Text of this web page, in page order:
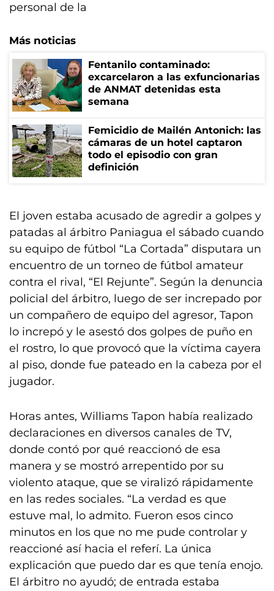
personal de la
Más noticias
Fentanilo contaminado:
excarcelaron a las exfuncionarias
de ANMAT detenidas esta
semana
Femicidio de Mailén Antonich: las
cámaras de un hotel captaron
todo el episodio con gran
definición
El joven estaba acusado de agredir a golpes y
patadas al árbitro Paniagua el sábado cuando
su equipo de fútbol “La Cortada” disputara un
encuentro de un torneo de fútbol amateur
contra el rival, “El Rejunte”. Según la denuncia
policial del árbitro, luego de ser increpado por
un compañero de equipo del agresor, Tapon
lo increpó y le asestó dos golpes de puño en
el rostro, lo que provocó que la víctima cayera
al piso, donde fue pateado en la cabeza por el
jugador.
Horas antes, Williams Tapon había realizado
declaraciones en diversos canales de TV,
donde contó por qué reaccionó de esa
manera y se mostró arrepentido por su
violento ataque, que se viralizó rápidamente
en las redes sociales. “La verdad es que
estuve mal, lo admito. Fueron esos cinco
minutos en los que no me pude controlar y
reaccioné así hacia el referí. La única
explicación que puedo dar es que tenía enojo.
El árbitro no ayudó; de entrada estaba